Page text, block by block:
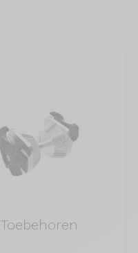
Toebehoren